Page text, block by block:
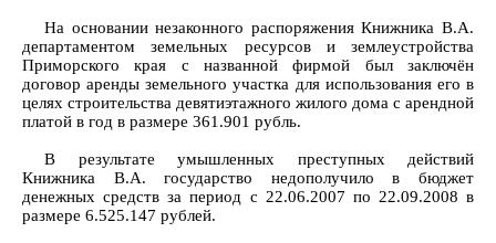
На основании незаконного распоряжения Книжника В.А.
департаментом земельных ресурсов и землеустройства
Приморского края с названной фирмой был заключён
договор аренды земельного участка для использования его в
целях строительства девятиэтажного жилого дома с арендной
платой в год в размере 361.901 рубль.
В результате умышленных преступных действий
Книжника В.А. государство недополучило в бюджет
денежных средств за период с 22.06.2007 по 22.09.2008 в
размере 6.525.147 рублей.